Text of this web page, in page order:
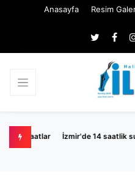
Anasayfa Resim
İzmir'de 14 saatlik su